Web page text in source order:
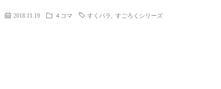
2018.11.19 ４コマ すくパラ すごろくシリーズ